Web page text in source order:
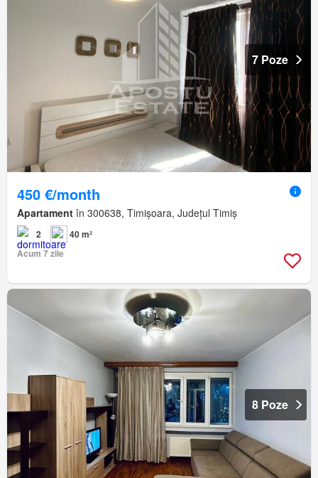
7 Poze
450 €/month
Apartament în 300638, Timișoara, Județul Timiș
2
40 m²
Acum 7 zile
8 Poze